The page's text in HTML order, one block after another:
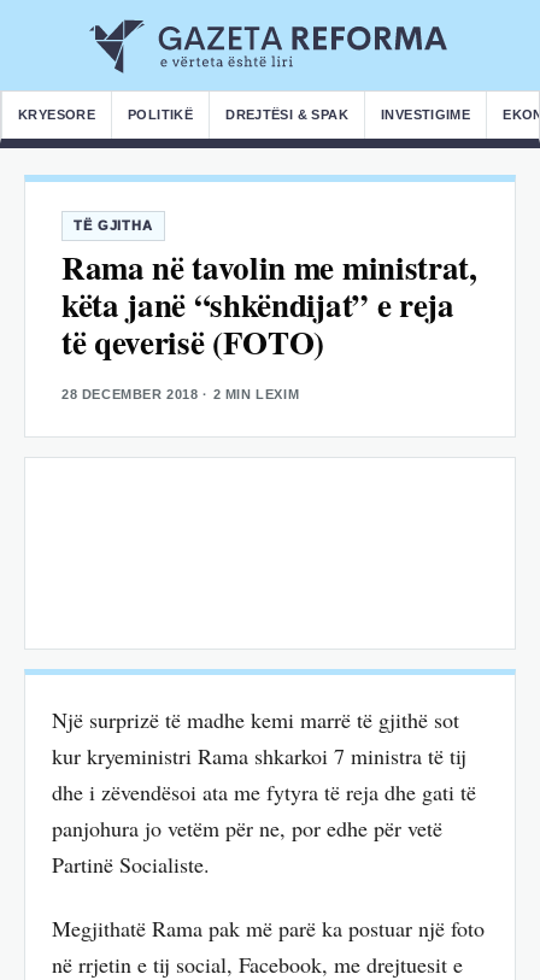
KRYESORE POLITIKË DREJTËSI & SPAK INVESTIGIME
TË GJITHA
Rama në tavolin me ministrat,
këta janë “shkëndijat” e reja
të qeverisë (FOTO)
28 DECEMBER 2018 · 2 MIN LEXIM
Një surprizë të madhe kemi marrë të gjithë sot
kur kryeministri Rama shkarkoi 7 ministra të tij
dhe i zëvendësoi ata me fytyra të reja dhe gati të
panjohura jo vetëm për ne, por edhe për vetë
Partinë Socialiste.
Megjithatë Rama pak më parë ka postuar një foto
në rrjetin e tij social, Facebook, me drejtuesit e